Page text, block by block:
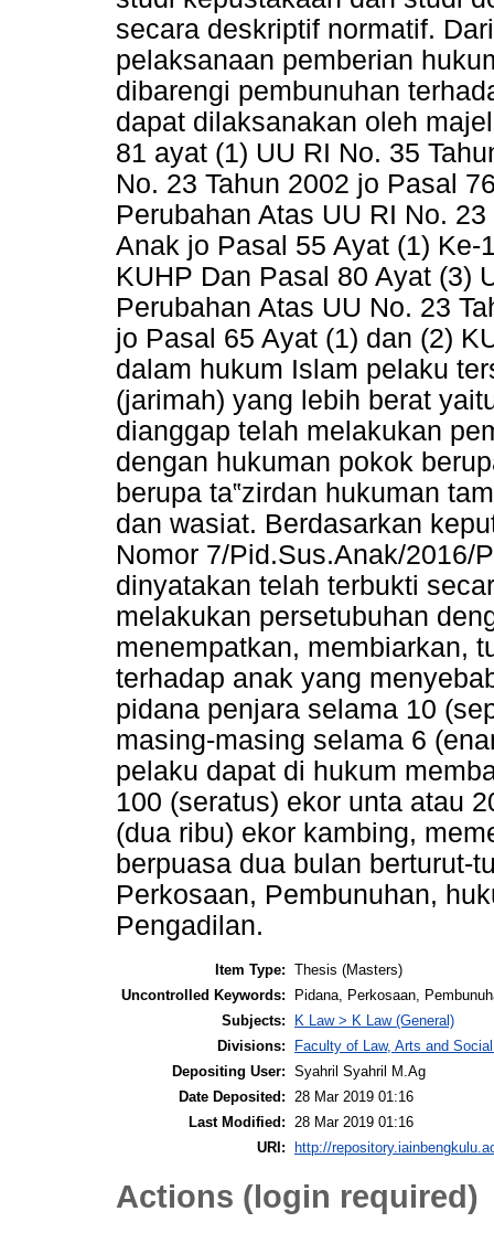
secara deskriptif normatif.
pelaksanaan pemberian
dibarengi pembunuhan
dapat dilaksanakan oleh
81 ayat (1) UU RI No. 35
No. 23 Tahun 2002 jo Pasal
Perubahan Atas UU RI No.
Anak jo Pasal 55 Ayat (1)
KUHP Dan Pasal 80 Ayat (3)
Perubahan Atas UU No. 23
jo Pasal 65 Ayat (1) dan (2)
dalam hukum Islam pelaku
(jarimah) yang lebih berat
dianggap telah melakukan
dengan hukuman pokok
berupa ta‟zirdan hukuman
dan wasiat. Berdasarkan
Nomor 7/Pid.Sus.Anak/2016/
dinyatakan telah terbukti
melakukan persetubuhan
menempatkan, membiarkan,
terhadap anak yang
pidana penjara selama 10
masing-masing selama 6
pelaku dapat di hukum
100 (seratus) ekor unta atau
(dua ribu) ekor kambing,
berpuasa dua bulan berturut-
Perkosaan, Pembunuhan,
Pengadilan.
Item Type: Thesis (Masters)
Uncontrolled Keywords:
Pidana, Perkosaan,
Subjects:
K Law > K Law (General)
Divisions:
Faculty of Law, Arts and
Depositing User: Syahril Syahril M.Ag
Date Deposited:
28 Mar 2019 01:16
Last Modified:
28 Mar 2019 01:16
URI:
http://
Actions (login required)